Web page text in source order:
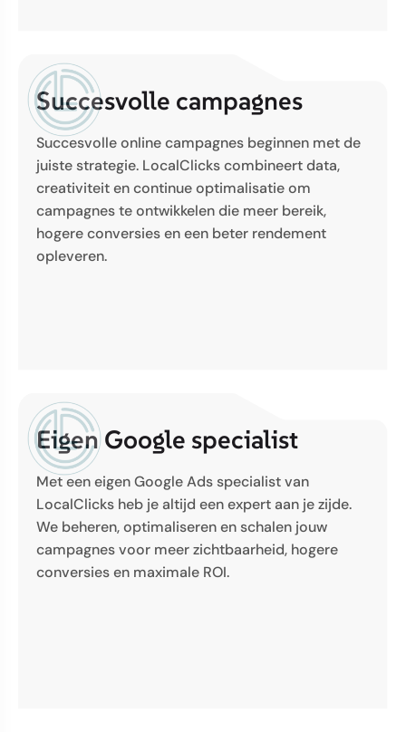
Succesvolle campagnes
Succesvolle online campagnes beginnen met de
juiste strategie. LocalClicks combineert data,
creativiteit en continue optimalisatie om
campagnes te ontwikkelen die meer bereik,
hogere conversies en een beter rendement
opleveren.
Eigen Google specialist
Met een eigen Google Ads specialist van
LocalClicks heb je altijd een expert aan je zijde.
We beheren, optimaliseren en schalen jouw
campagnes voor meer zichtbaarheid, hogere
conversies en maximale ROI.